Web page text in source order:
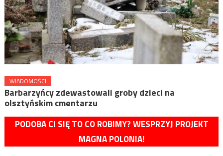
WIADOMOŚCI
Barbarzyńcy zdewastowali groby dzieci na
olsztyńskim cmentarzu
PODOBA CI SIĘ TO CO ROBIMY? WESPRZYJ PROJEKT
MAGNA POLONIA!